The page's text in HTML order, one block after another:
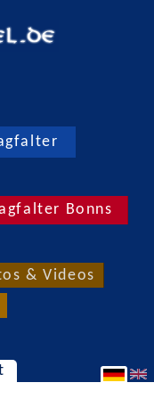
Bonns
& Videos